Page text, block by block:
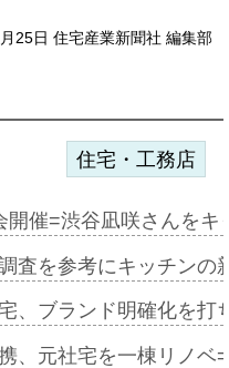
25日 住宅産業新聞社 編集部
住宅・工務店
開催=渋谷凪咲さんを
査を参考にキッチン
、ブランド明確化を
、元社宅を一棟リノ